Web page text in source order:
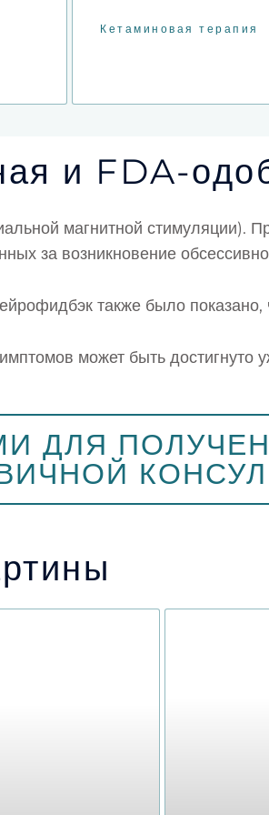
Кетаминовая терапия
и FDA-
магнитной
за возникновение
также было показано,
может быть достигнуто
ДЛЯ